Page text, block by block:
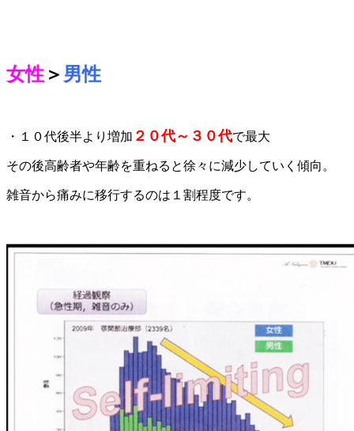
女性 ＞ 男性
・１０代後半より増加 ２０代～３０代で最大
その後高齢者や年齢を重ねると徐々に減少していく傾向。
雑音から痛みに移行するのは１割程度です。